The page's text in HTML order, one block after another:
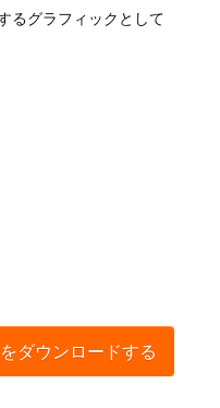
るグラフィックとして
ダウンロードする